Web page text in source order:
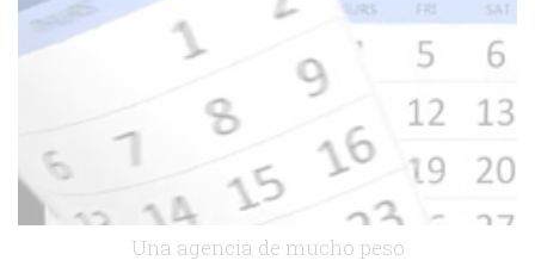
Una agencia de mucho peso